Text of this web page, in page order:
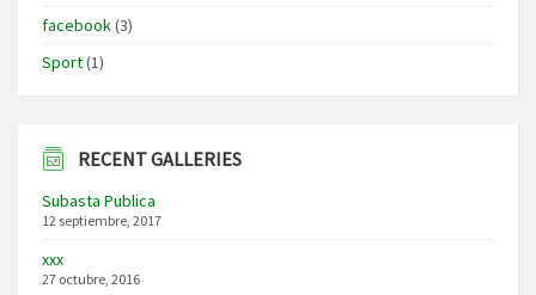
facebook(3)
Sport(1)
RECENT GALLERIES
Subasta Publica
12 septiembre, 2017
xxx
27 octubre, 2016